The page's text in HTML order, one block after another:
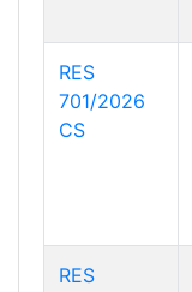
RES
701/2026
CS
RES